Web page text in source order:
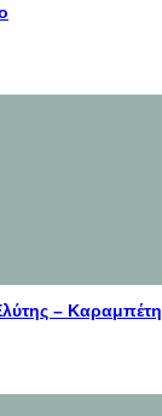
– Καραμπέτη